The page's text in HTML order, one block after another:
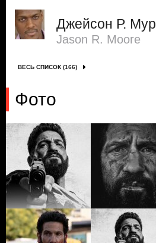
Джейсон Р. Мур
Jason R. Moore
ВЕСЬ СПИСОК (166)
Фото